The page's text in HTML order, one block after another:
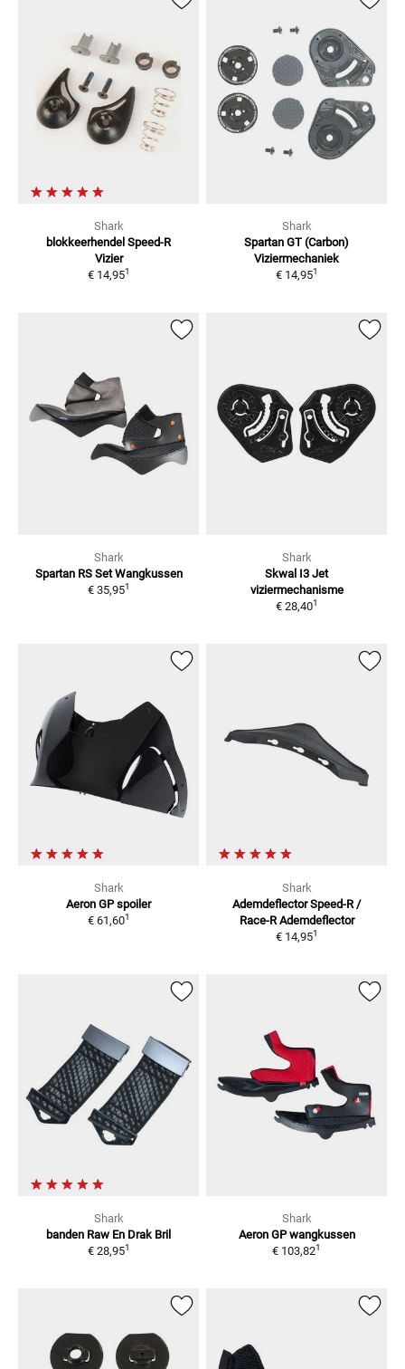
Shark
blokkeerhendel Speed-R
Vizier
€ 14,951
Shark
Spartan GT (Carbon)
Viziermechaniek
€ 14,951
Shark
Spartan RS Set Wangkussen
€ 35,951
Shark
Skwal I3 Jet
viziermechanisme
€ 28,401
Shark
Aeron GP spoiler
€ 61,601
Shark
Ademdeflector Speed-R /
Race-R Ademdeflector
€ 14,951
Shark
banden Raw En Drak Bril
€ 28,951
Shark
Aeron GP wangkussen
€ 103,821